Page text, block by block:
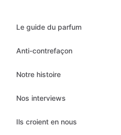
Le guide du parfum
Anti-contrefaçon
Notre histoire
Nos interviews
Ils croient en nous